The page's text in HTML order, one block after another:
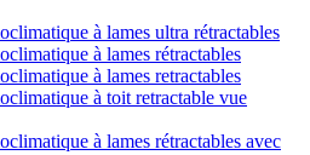
à lames ultra rétractables
à lames rétractables
à lames retractables
à toit retractable vue
à lames rétractables avec